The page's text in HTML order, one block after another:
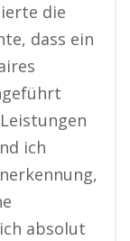
die
dass ein
ich
absolut